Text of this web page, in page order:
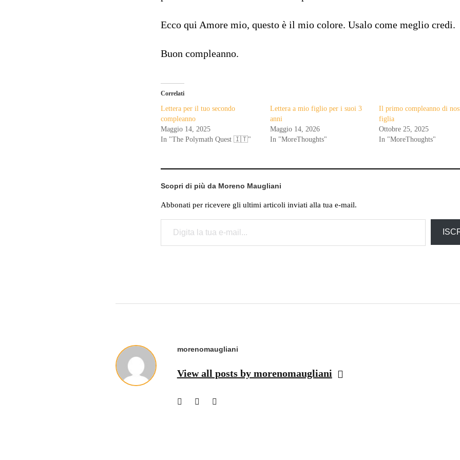
Ecco qui Amore mio, questo è il mio colore. Usalo come meglio credi.
Buon compleanno.
Correlati
Lettera per il tuo secondo
compleanno
Maggio 14, 2025
In "The Polymath Quest 🇮🇹"
Lettera a mio figlio per i suoi 3
anni
Maggio 14, 2026
In "MoreThoughts"
Il primo compleanno di
figlia
Ottobre 25, 2025
In "MoreThoughts"
Scopri di più da Moreno Maugliani
Abbonati per ricevere gli ultimi articoli inviati alla tua e-mail.
Digita la tua e-mail...
morenomaugliani
View all posts by morenomaugliani